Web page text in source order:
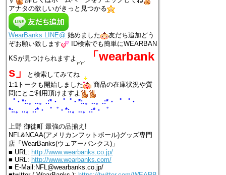
アナタの欲しいがきっと見つかる
WearBanks LINE@ 始めました
友だち追加どう
ぞお願い致します
ID検索でも簡単にWEARBAN
KSが見つけられますよ
「wearbank
s」
と検索してみてね
1:1トークも開始しました
商品の在庫状況や質
問にとご利用頂けますよ
゜・*:.。..。.:*・゜゜・*:.。..。.:*・゜ ゜・
*:.。..。.:*・゜゜・*:.。..。.:*・゜
上野 御徒町 最強の品揃え!
NFL&NCAA(アメリカンフットボール)グッズ専門
店「WearBanks(ウェアーバンクス)」
■ URL: http://www.wearbanks.co.jp/
■ URL: http://www.wearbanks.com/
■ E-Mail:NFL@wearbanks.co.jp/